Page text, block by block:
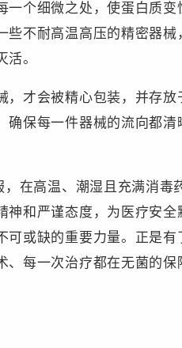
个细微之处，使蛋白质变
不耐高温高压的精密器械
。
才会被精心包装，并存放
保每一件器械的流向都清
在高温、潮湿且充满消毒
和严谨态度，为医疗安
或缺的重要力量。正是有
每一次治疗都在无菌的保